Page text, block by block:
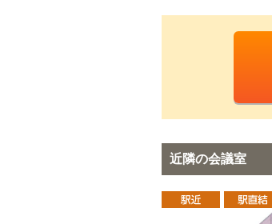
近隣の会議室